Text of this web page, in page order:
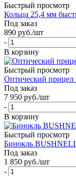
Быстрый просмотр
Кольца 25,4 мм
Под заказ
890 руб./шт
-
В корзину
Быстрый просмотр
Оптический прицел
Под заказ
7 950 руб./шт
-
В корзину
Быстрый просмотр
Бинокль
Под заказ
1 850 руб./шт
-